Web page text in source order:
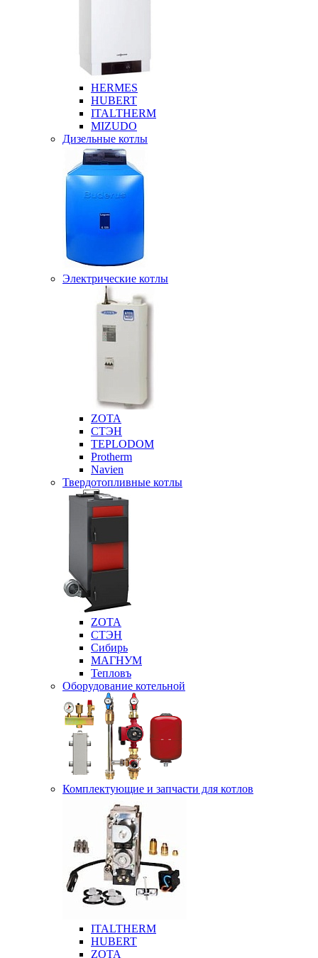
HERMES
HUBERT
ITALTHERM
MIZUDO
Дизельные котлы
Электрические котлы
ZOTA
СТЭН
TEPLODOM
Protherm
Navien
Твердотопливные котлы
ZOTA
СТЭН
Сибирь
МАГНУМ
Тепловъ
Оборудование котельной
Комплектующие и запчасти для котлов
ITALTHERM
HUBERT
ZOTA